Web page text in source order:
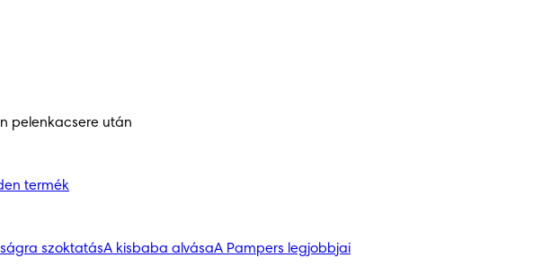
pelenkacsere után
termék
szoktatásA kisbaba alvásaA Pampers legjobbjai